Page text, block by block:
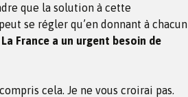
que la solution à cette
se régler qu’en donnant à chacun
La France a un urgent besoin de
cela. Je ne vous croirai pas.